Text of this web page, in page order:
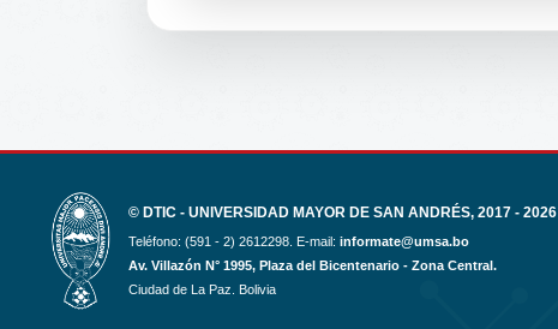
© DTIC - UNIVERSIDAD MAYOR DE SAN ANDRÉS, 2017 - 2026
Teléfono: (591 - 2) 2612298. E-mail: informate@umsa.bo
Av. Villazón N° 1995, Plaza del Bicentenario - Zona Central.
Ciudad de La Paz. Bolivia